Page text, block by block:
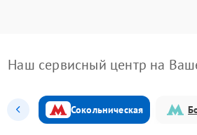
Наш сервисный центр на
Сокольническая